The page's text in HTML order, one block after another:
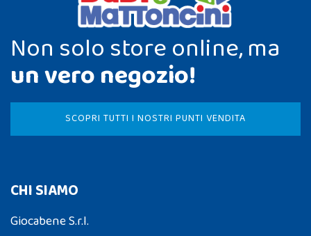
Non solo store online, ma
un vero negozio!
SCOPRI TUTTI I NOSTRI PUNTI VENDITA
CHI SIAMO
Giocabene S.r.l.